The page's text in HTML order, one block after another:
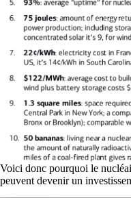
Voici donc pourquoi le
peuvent devenir un